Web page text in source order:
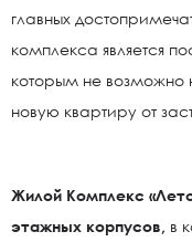
главных
комплекса является
которым не возможно
новую квартиру от
Жилой Комплекс
этажных корпусов, в